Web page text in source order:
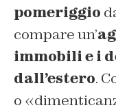
pomeriggio
compare un’
immobili e i
dall’estero.
o